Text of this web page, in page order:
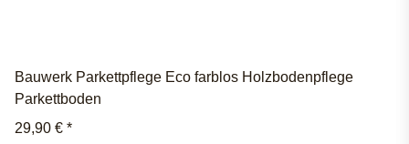
Bauwerk Parkettpflege Eco farblos Holzbodenpflege
Parkettboden
29,90 € *